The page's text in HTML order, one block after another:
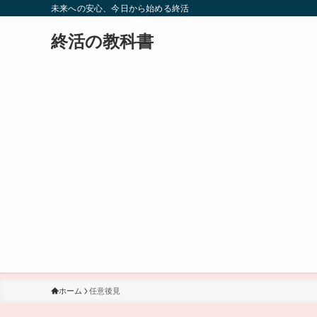
未来への安心、今日から始める終活
終活の教科書
ホーム 任意後見